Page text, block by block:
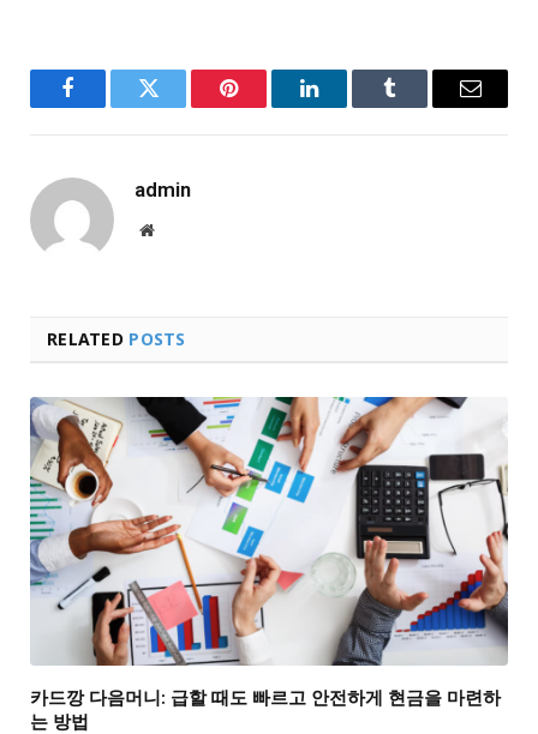
FacebookTwitter Pinterest LinkedInTumblr Email
admin
Website
RELATED POSTS
카드깡 다음머니: 급할 때도 빠르고 안전하게 현금을 마련하
는 방법